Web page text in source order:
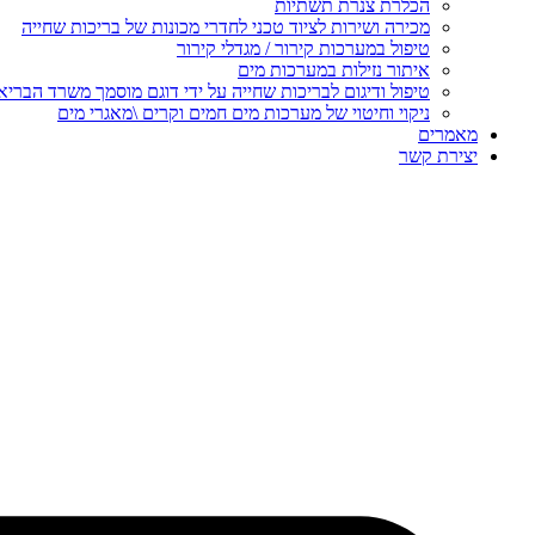
הכלרת צנרת תשתיות
מכירה ושירות לציוד טכני לחדרי מכונות של בריכות שחייה
טיפול במערכות קירור / מגדלי קירור
איתור נזילות במערכות מים
טיפול ודיגום לבריכות שחייה על ידי דוגם מוסמך משרד
ניקוי וחיטוי של מערכות מים חמים וקרים \מאגרי מים
מאמרים
יצירת קשר